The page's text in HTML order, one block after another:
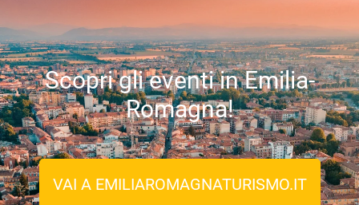
Scopri gli eventi in Emilia-
Romagna!
VAI A EMILIAROMAGNATURISMO.IT